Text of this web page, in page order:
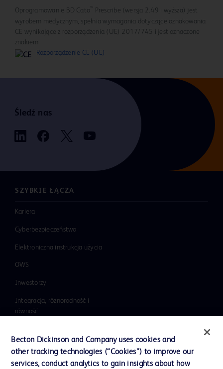
Oprogramowanie BD Cato
Prescribe (wersja 2.49 i wyższa) jest
wyrobem medycznym, spełnia wymagania dotyczące oznakowania
CE wynikające z rozporządzenia (UE) 2017/745 i jest oznaczone
znakiem
Rozporządzenie CE (UE)
Śledź nas
SZYBKIE ŁĄCZA
Kariera
Cyberbezpieczeństwo
Elektroniczna instrukcja użycia
OWS
Inwestorzy
Integracja, różnorodność i
równość
Nasza firma
Etyka i zgodność z przepisami
Becton Dickinson and Company uses cookies and
other tracking technologies (“Cookies”) to improve our
services, conduct analytics to gain insights about how